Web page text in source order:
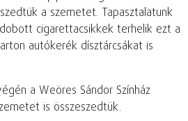
a szemetet. Tapasztalatunk
cigarettacsikkek terhelik ezt a
autókerék dísztárcsákat is
a Weöres Sándor Színház
is összeszedtük.